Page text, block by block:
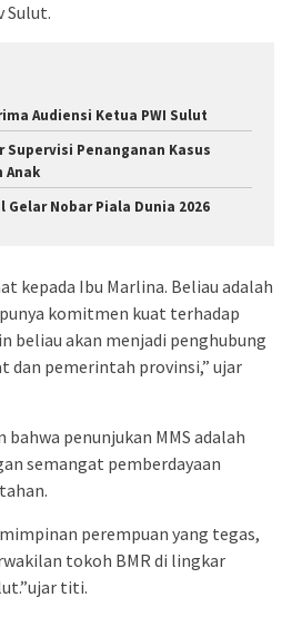
Sulut.
Audiensi Ketua PWI Sulut
Penanganan Kasus
Anak
Nobar Piala Dunia 2026
kepada Ibu Marlina. Beliau adalah
komitmen kuat terhadap
beliau akan menjadi penghubung
dan pemerintah provinsi,” ujar
penunjukan MMS adalah
semangat pemberdayaan
perempuan yang tegas,
tokoh BMR di lingkar
titi.